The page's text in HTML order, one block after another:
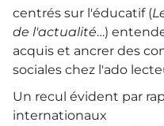
centrés sur l'éducatif (
de l'actualité…)
acquis et ancrer des
sociales chez l'ado
Un recul évident par
internationaux